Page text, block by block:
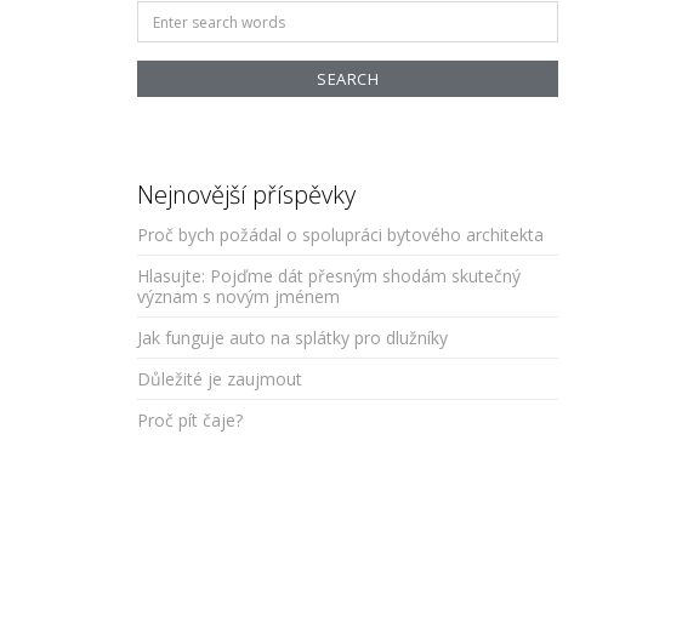
Search
for:
Nejnovější příspěvky
Proč bych požádal o spolupráci bytového architekta
Hlasujte: Pojďme dát přesným shodám skutečný
význam s novým jménem
Jak funguje auto na splátky pro dlužníky
Důležité je zaujmout
Proč pít čaje?